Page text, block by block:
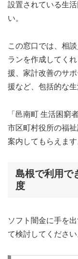
設置されている生
い。
この窓口では、相
ランを作成してく
援、家計改善のサ
援など、包括的な
「邑南町 生活困窮
市区町村役所の福
案内してもらえます
島根で利用で
度
ソフト闇金に手を
て検討してください